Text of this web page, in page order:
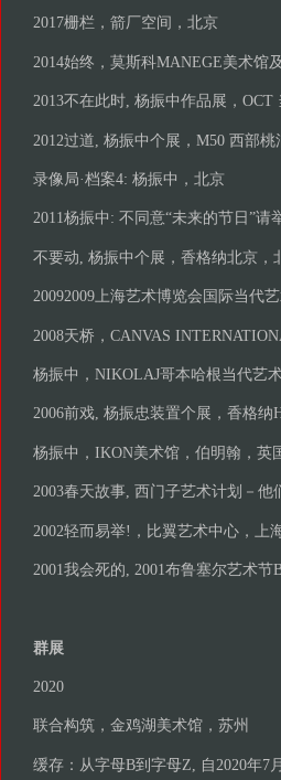
2017栅栏，箭厂空间，北京
2014始终，莫斯科MANEGE美术馆
2013不在此时, 杨振中作品展，OCT
2012过道, 杨振中个展，M50 西部
录像局·档案4: 杨振中，北京
2011杨振中: 不同意“未来的节日”
不要动, 杨振中个展，香格纳北京，
20092009上海艺术博览会国际当代
2008天桥，CANVAS
杨振中，NIKOLAJ哥本哈根当代艺
2006前戏, 杨振忠装置个展，香格纳
杨振中，IKON美术馆，伯明翰，英
2003春天故事, 西门子艺术计划－
2002轻而易举!，比翼艺术中心，上
2001我会死的, 2001布鲁塞尔艺术
群展
2020
联合构筑，金鸡湖美术馆，苏州
缓存：从字母B到字母Z, 自2020年7